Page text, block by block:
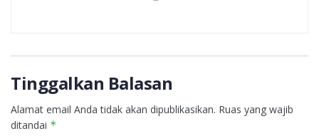
Tinggalkan Balasan
Alamat email Anda tidak akan dipublikasikan. Ruas yang wajib
ditandai *